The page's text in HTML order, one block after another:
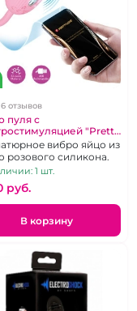
6 отзывов
пуля с
"Pretty
управление с
вибро яйцо из
розового силикона.
1 шт.
pуб.
В корзину